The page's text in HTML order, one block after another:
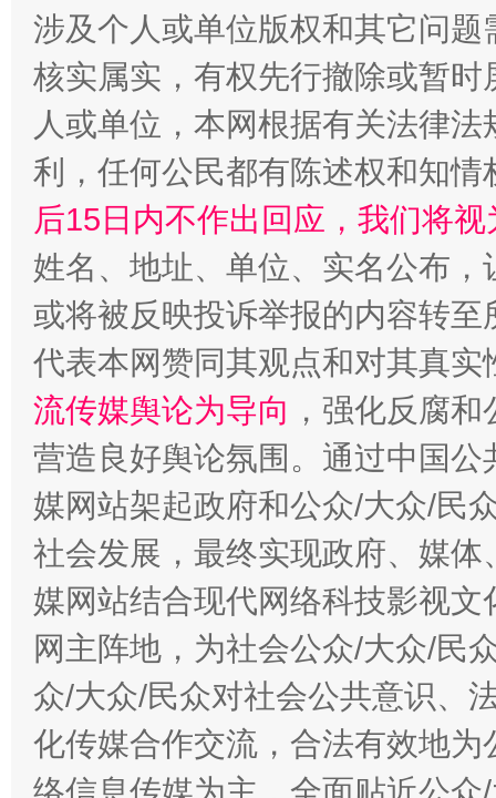
网上购药对药下症？
这是一记警钟！ 谢
涉及个人或单位版权和其它问题
核实属实，有权先行撤除或暂
人或单位，本网根据有关法律
利，任何公民都有陈述权和知情
后15日内不作出回应，我们将
姓名、地址、单位、实名公布
或将被反映投诉举报的内容转
代表本网赞同其观点和对其真实
流传媒舆论为导向 ，强化反腐
营造良好舆论氛围。通过中国
媒网站架起政府和公众/大众/民
社会发展，最终实现政府、媒
媒网站结合现代网络科技影视
网主阵地，为社会公众/大众/民
众/大众/民众对社会公共意识、
化传媒合作交流，合法有效地